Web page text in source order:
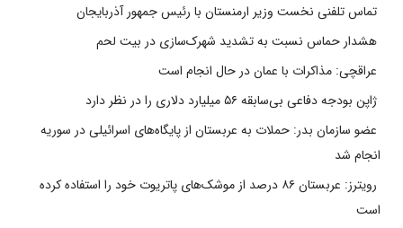
تماس تلفنی نخست وزیر ارمنستان با رئیس جمهور آذربایجان
هشدار حماس نسبت به تشدید شهرک‌سازی در بیت‌ لحم
عراقچی: مذاکرات با عمان در حال انجام است
ژاپن بودجه دفاعی بی‌سابقه ۵۶ میلیارد دلاری را در نظر دارد
عضو سازمان بدر: حملات به عربستان از پایگاه‌های اسرائیلی در سوریه
انجام شد
رویترز: عربستان ۸۶ درصد از موشک‌های پاتریوت خود را استفاده کرده
است